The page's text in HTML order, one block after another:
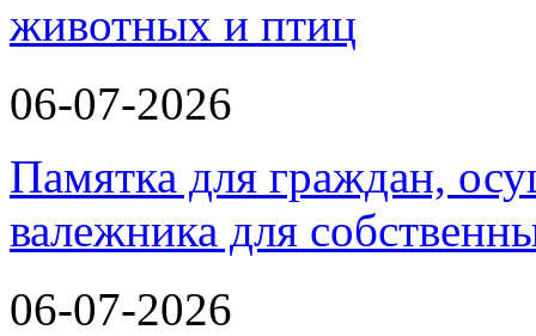
животных и птиц
06-07-2026
Памятка для граждан,
валежника для
06-07-2026